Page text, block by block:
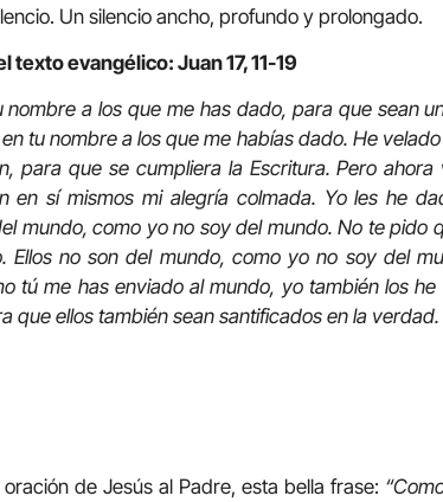
Un silencio ancho, profundo y prolongado.
texto evangélico: Juan 17, 11-19
nombre a los que me has dado, para que sean
tu nombre a los que me habías dado. He
para que se cumpliera la Escritura. Pero
en sí mismos mi alegría colmada. Yo les he
mundo, como yo no soy del mundo. No te pido
Ellos no son del mundo, como yo no soy del
tú me has enviado al mundo, yo también los
que ellos también sean santificados en la verdad.
de Jesús al Padre, esta bella frase: